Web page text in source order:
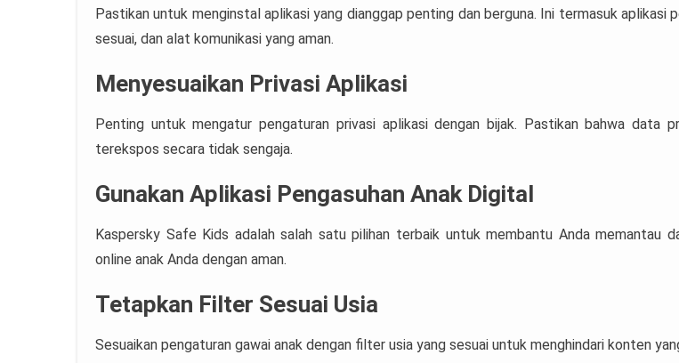
Pastikan untuk menginstal aplikasi yang dianggap penting dan berguna. Ini termasuk aplikasi
sesuai, dan alat komunikasi yang aman.
Menyesuaikan Privasi Aplikasi
Penting untuk mengatur pengaturan privasi aplikasi dengan bijak. Pastikan bahwa data
terekspos secara tidak sengaja.
Gunakan Aplikasi Pengasuhan Anak Digital
Kaspersky Safe Kids adalah salah satu pilihan terbaik untuk membantu Anda memantau
online anak Anda dengan aman.
Tetapkan Filter Sesuai Usia
Sesuaikan pengaturan gawai anak dengan filter usia yang sesuai untuk menghindari konten